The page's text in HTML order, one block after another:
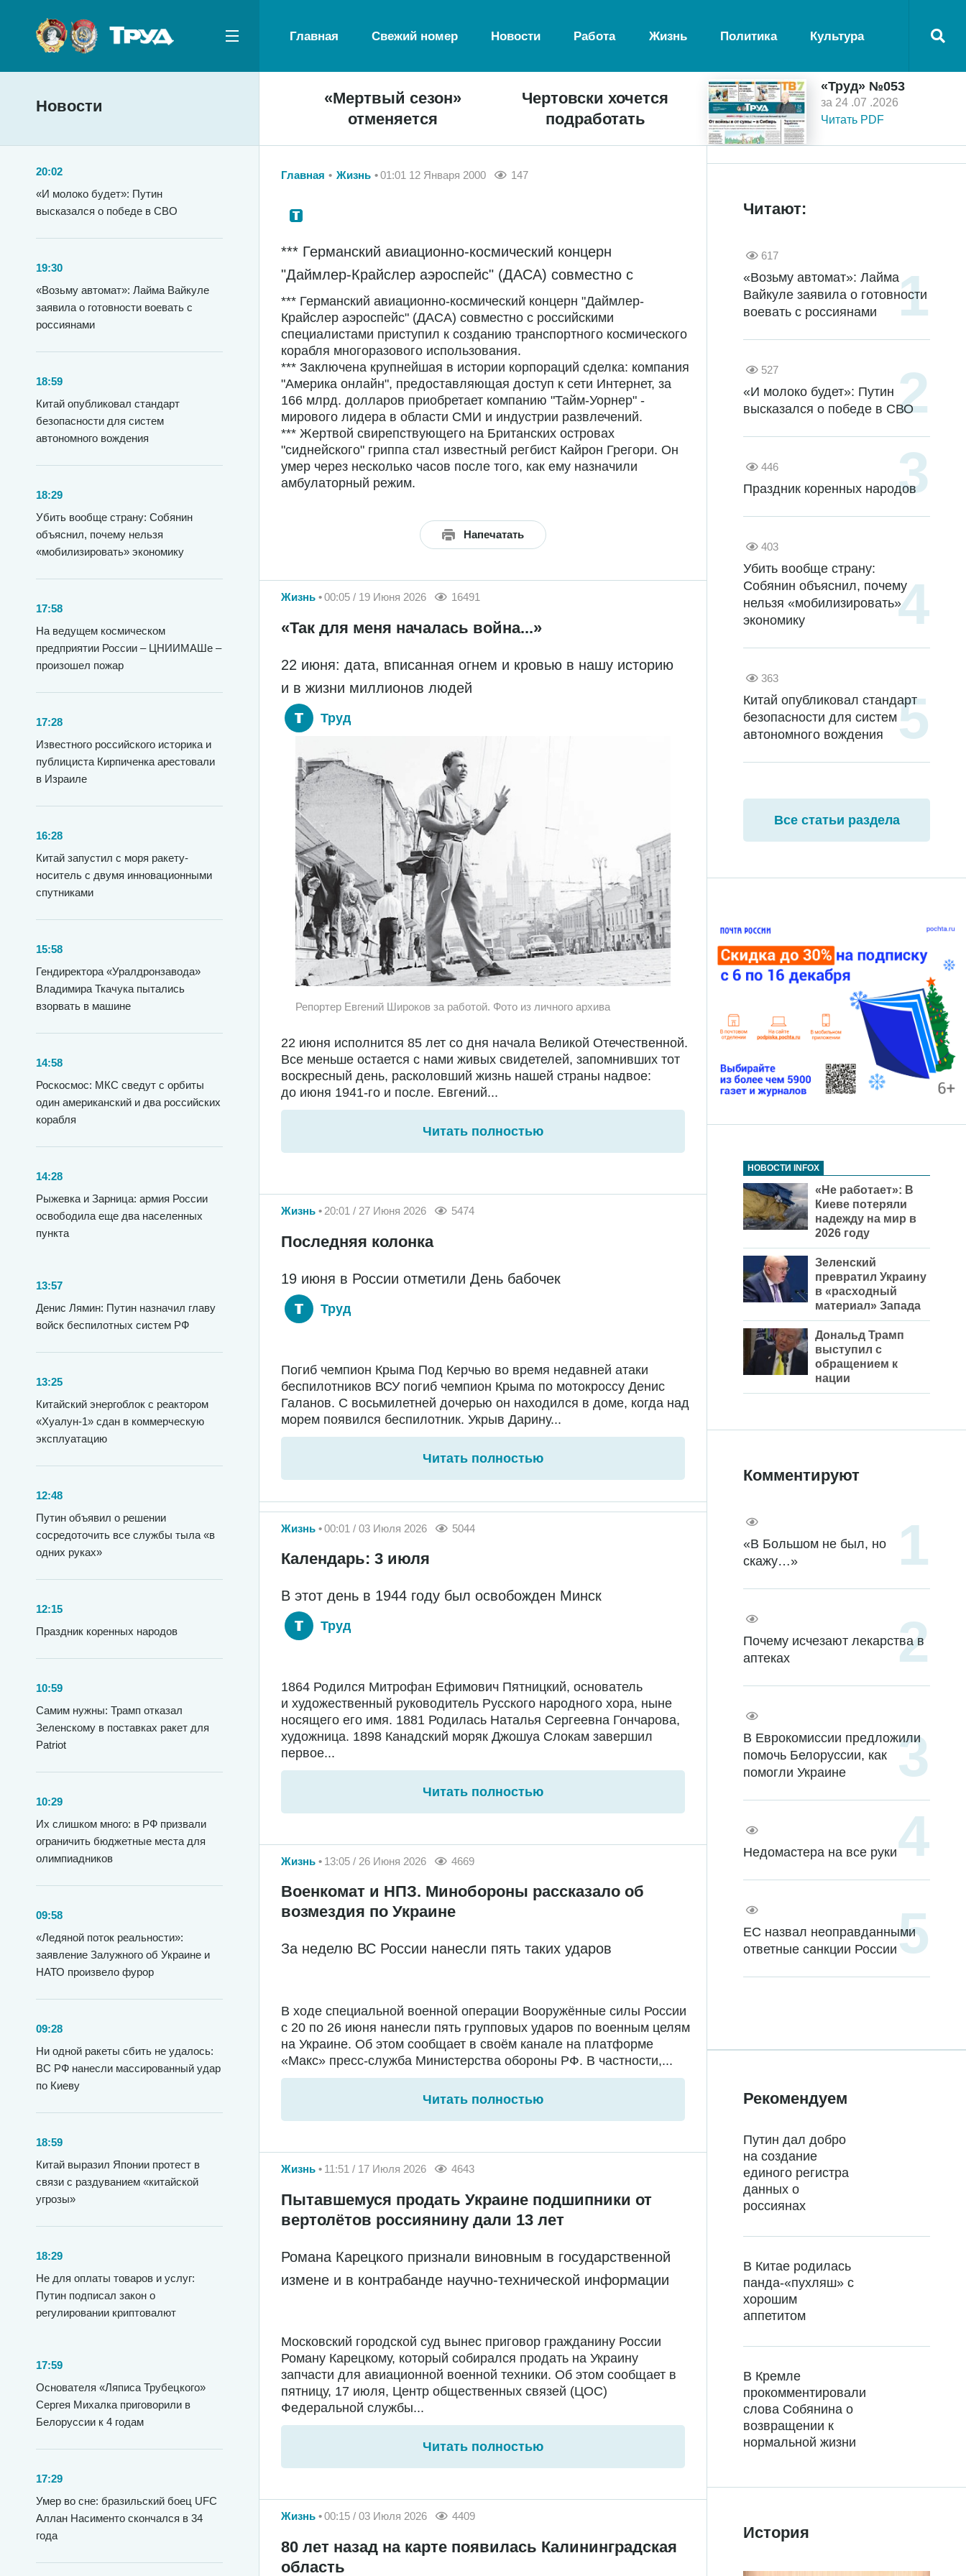
Главная Свежий номер Новости Работа Жизнь Политика Культура
Новости
«Мертвый сезон»
отменяется
Чертовски хочется
подработать
«Труд» №053
за 24 .07 .2026
Читать PDF
20:02
«И молоко будет»: Путин
высказался о победе в СВО
19:30
«Возьму автомат»: Лайма Вайкуле
заявила о готовности воевать с
россиянами
18:59
Китай опубликовал стандарт
безопасности для систем
автономного вождения
18:29
Убить вообще страну: Собянин
объяснил, почему нельзя
«мобилизировать» экономику
17:58
На ведущем космическом
предприятии России – ЦНИИМАШе –
произошел пожар
17:28
Известного российского историка и
публициста Кирпиченка арестовали
в Израиле
16:28
Китай запустил с моря ракету-
носитель с двумя инновационными
спутниками
15:58
Гендиректора «Уралдронзавода»
Владимира Ткачука пытались
взорвать в машине
14:58
Роскосмос: МКС сведут с орбиты
один американский и два российских
корабля
14:28
Рыжевка и Зарница: армия России
освободила еще два населенных
пункта
13:57
Денис Лямин: Путин назначил главу
войск беспилотных систем РФ
13:25
Китайский энергоблок с реактором
«Хуалун-1» сдан в коммерческую
эксплуатацию
12:48
Путин объявил о решении
сосредоточить все службы тыла «в
одних руках»
12:15
Праздник коренных народов
10:59
Самим нужны: Трамп отказал
Зеленскому в поставках ракет для
Patriot
10:29
Их слишком много: в РФ призвали
ограничить бюджетные места для
олимпиадников
09:58
«Ледяной поток реальности»:
заявление Залужного об Украине и
НАТО произвело фурор
09:28
Ни одной ракеты сбить не удалось:
ВС РФ нанесли массированный удар
по Киеву
18:59
Китай выразил Японии протест в
связи с раздуванием «китайской
угрозы»
18:29
Не для оплаты товаров и услуг:
Путин подписал закон о
регулировании криптовалют
17:59
Основателя «Ляписа Трубецкого»
Сергея Михалка приговорили в
Белоруссии к 4 годам
17:29
Умер во сне: бразильский боец UFC
Аллан Насименто скончался в 34
года
Главная Жизнь 01:01 12 Января 2000 147
*** Германский авиационно-космический концерн
"Даймлер-Крайслер аэроспейс" (ДАСА) совместно с
*** Германский авиационно-космический концерн "Даймлер-
Крайслер аэроспейс" (ДАСА) совместно с российскими
специалистами приступил к созданию транспортного космического
корабля многоразового использования.
*** Заключена крупнейшая в истории корпораций сделка: компания
"Америка онлайн", предоставляющая доступ к сети Интернет, за
166 млрд. долларов приобретает компанию "Тайм-Уорнер" -
мирового лидера в области СМИ и индустрии развлечений.
*** Жертвой свирепствующего на Британских островах
"сиднейского" гриппа стал известный регбист Кайрон Грегори. Он
умер через несколько часов после того, как ему назначили
амбулаторный режим.
Напечатать
Жизнь 00:05 / 19 Июня 2026 16491
«Так для меня началась война...»
22 июня: дата, вписанная огнем и кровью в нашу историю
и в жизни миллионов людей
Труд
Репортер Евгений Широков за работой. Фото из личного архива
22 июня исполнится 85 лет со дня начала Великой Отечественной.
Все меньше остается с нами живых свидетелей, запомнивших тот
воскресный день, расколовший жизнь нашей страны надвое:
до июня 1941-го и после. Евгений...
Читать полностью
Жизнь 20:01 / 27 Июня 2026 5474
Последняя колонка
19 июня в России отметили День бабочек
Труд
Погиб чемпион Крыма Под Керчью во время недавней атаки
беспилотников ВСУ погиб чемпион Крыма по мотокроссу Денис
Галанов. С восьмилетней дочерью он находился в доме, когда над
морем появился беспилотник. Укрыв Дарину...
Читать полностью
Жизнь 00:01 / 03 Июля 2026 5044
Календарь: 3 июля
В этот день в 1944 году был освобожден Минск
Труд
1864 Родился Митрофан Ефимович Пятницкий, основатель
и художественный руководитель Русского народного хора, ныне
носящего его имя. 1881 Родилась Наталья Сергеевна Гончарова,
художница. 1898 Канадский моряк Джошуа Слокам завершил
первое...
Читать полностью
Жизнь 13:05 / 26 Июня 2026 4669
Военкомат и НПЗ. Минобороны рассказало об
возмездия по Украине
За неделю ВС России нанесли пять таких ударов
В ходе специальной военной операции Вооружённые силы России
с 20 по 26 июня нанесли пять групповых ударов по военным целям
на Украине. Об этом сообщает в своём канале на платформе
«Макс» пресс-служба Министерства обороны РФ. В частности,...
Читать полностью
Жизнь 11:51 / 17 Июля 2026 4643
Пытавшемуся продать Украине подшипники от
вертолётов россиянину дали 13 лет
Романа Карецкого признали виновным в государственной
измене и в контрабанде научно-технической информации
Московский городской суд вынес приговор гражданину России
Роману Карецкому, который собирался продать на Украину
запчасти для авиационной военной техники. Об этом сообщает в
пятницу, 17 июля, Центр общественных связей (ЦОС)
Федеральной службы...
Читать полностью
Жизнь 00:15 / 03 Июля 2026 4409
80 лет назад на карте появилась Калининградская
область
Читают:
617
«Возьму автомат»: Лайма
Вайкуле заявила о готовности
воевать с россиянами
527
«И молоко будет»: Путин
высказался о победе в СВО
446
Праздник коренных народов
403
Убить вообще страну:
Собянин объяснил, почему
нельзя «мобилизировать»
экономику
363
Китай опубликовал стандарт
безопасности для систем
автономного вождения
Все статьи раздела
НОВОСТИ INFOX
«Не работает»: В
Киеве потеряли
надежду на мир в
2026 году
Зеленский
превратил Украину
в «расходный
материал» Запада
Дональд Трамп
выступил с
обращением к
нации
Комментируют
«В Большом не был, но
скажу…»
Почему исчезают лекарства в
аптеках
В Еврокомиссии предложили
помочь Белоруссии, как
помогли Украине
Недомастера на все руки
ЕС назвал неоправданными
ответные санкции России
Рекомендуем
Путин дал добро
на создание
единого регистра
данных о
россиянах
В Китае родилась
панда-«пухляш» с
хорошим
аппетитом
В Кремле
прокомментировали
слова Собянина о
возвращении к
нормальной жизни
История